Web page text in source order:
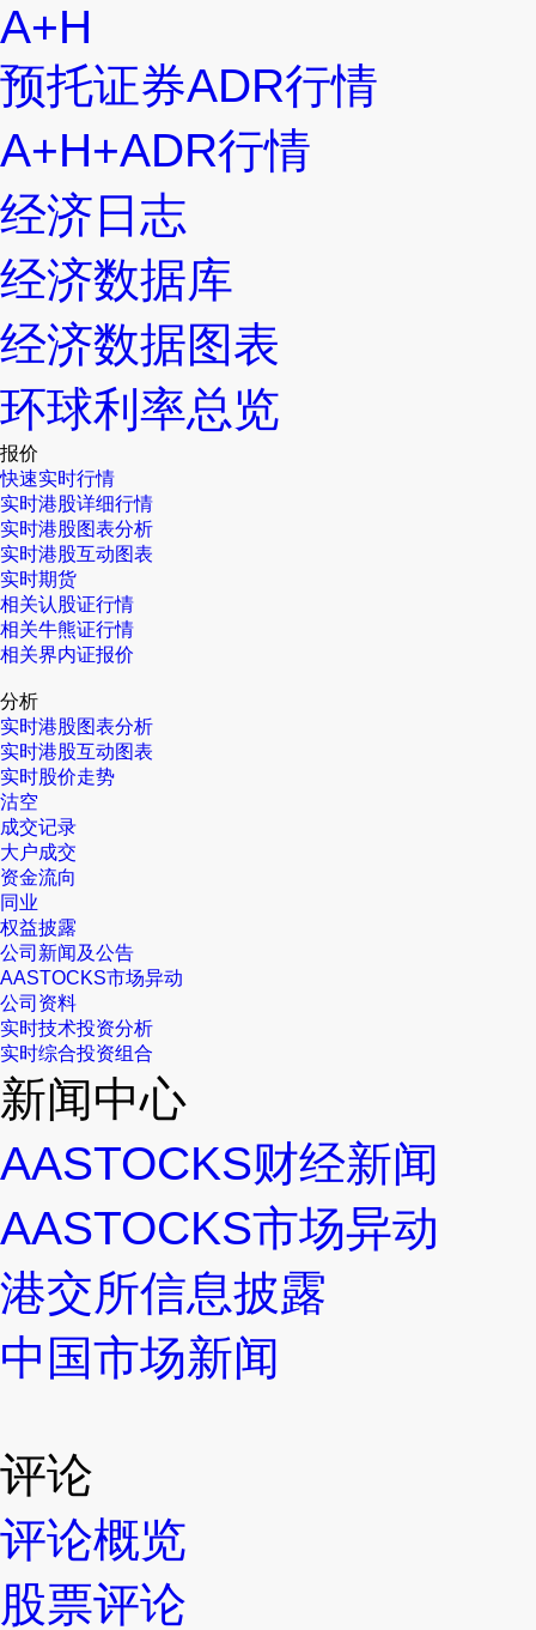
A+H
预托证券ADR行情
A+H+ADR行情
经济日志
经济数据库
经济数据图表
环球利率总览
报价
快速实时行情
实时港股详细行情
实时港股图表分析
实时港股互动图表
实时期货
相关认股证行情
相关牛熊证行情
相关界内证报价
分析
实时港股图表分析
实时港股互动图表
实时股价走势
沽空
成交记录
大户成交
资金流向
同业
权益披露
公司新闻及公告
AASTOCKS市场异动
公司资料
实时技术投资分析
实时综合投资组合
新闻中心
AASTOCKS财经新闻
AASTOCKS市场异动
港交所信息披露
中国市场新闻
评论
评论概览
股票评论